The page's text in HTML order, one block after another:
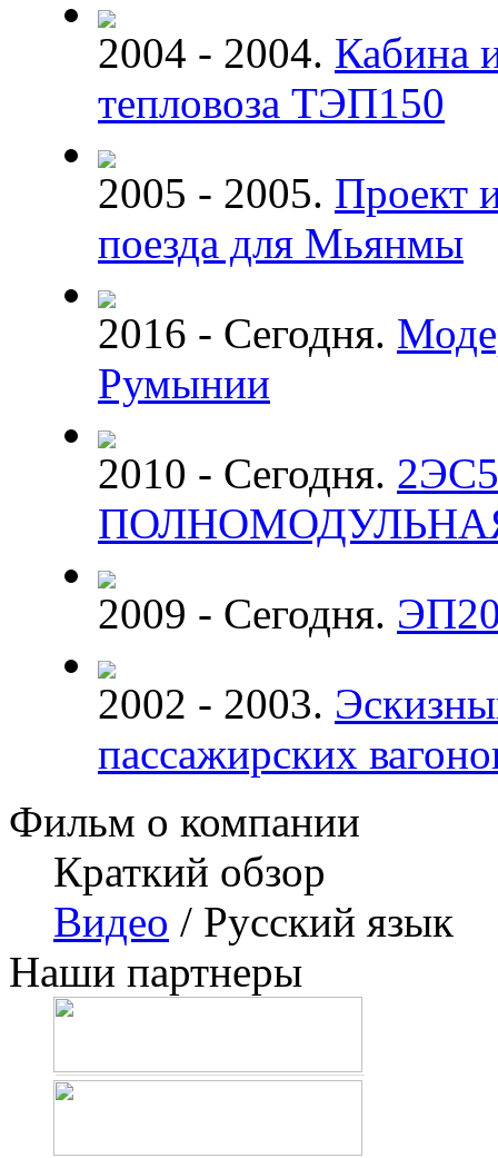
2004 - 2004. Кабина
тепловоза ТЭП150
2005 - 2005. Проект
поезда для Мьянмы
2016 - Сегодня.
Румынии
2010 - Сегодня.
2009 - Сегодня.
2002 - 2003.
пассажирских
Фильм о компании
Краткий обзор
Видео / Русский язык
Наши партнеры